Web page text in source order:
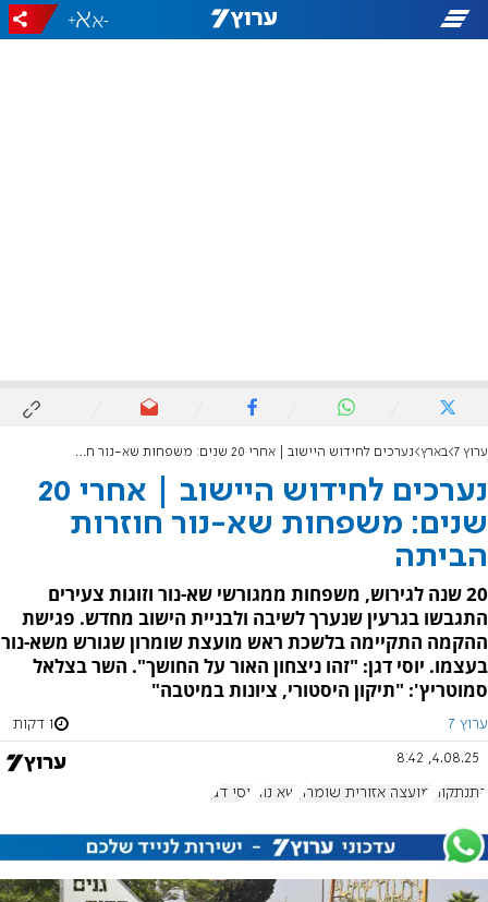
-
+
ערוץ 7 בארץ נערכים לחידוש היישוב | אחרי 20 שנים: משפחות שא-נור חוזרות הביתה
נערכים לחידוש היישוב | אחרי 20
שנים: משפחות שא-נור חוזרות
הביתה
20 שנה לגירוש, משפחות ממגורשי שא-נור וזוגות צעירים
התגבשו בגרעין שנערך לשיבה ולבניית הישוב מחדש. פגישת
ההקמה התקיימה בלשכת ראש מועצת שומרון שגורש משא-נור
בעצמו. יוסי דגן: "זהו ניצחון האור על החושך". השר בצלאל
סמוטריץ': "תיקון היסטורי, ציונות במיטבה"
ערוץ 7 1 דקות
4.08.25, 8:42
התנתקות מועצה אזורית שומרון שא נור יוסי דגן